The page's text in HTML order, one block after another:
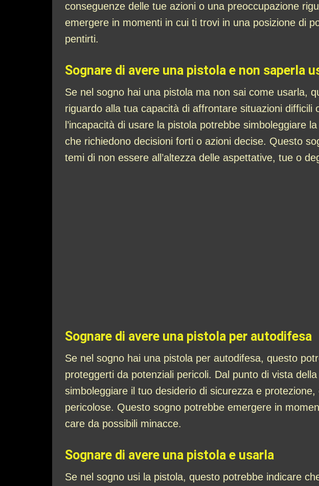
conseguenze delle tue azioni o una preoccupazione
emergere in momenti in cui ti trovi in una posizione di
pentirti.
Sognare di avere una pistola e non saperla
Se nel sogno hai una pistola ma non sai come usarla,
riguardo alla tua capacità di affrontare situazioni
l’incapacità di usare la pistola potrebbe simboleggiare
che richiedono decisioni forti o azioni decise. Questo
temi di non essere all’altezza delle aspettative, tue o
Sognare di avere una pistola per autodifesa
Se nel sogno hai una pistola per autodifesa, questo
proteggerti da potenziali pericoli. Dal punto di vista
simboleggiare il tuo desiderio di sicurezza e
pericolose. Questo sogno potrebbe emergere in
care da possibili minacce.
Sognare di avere una pistola e usarla
Se nel sogno usi la pistola, questo potrebbe indicare